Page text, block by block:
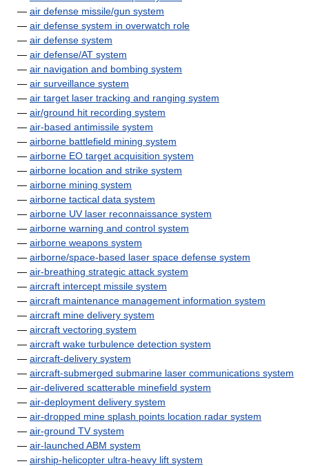
— air defense missile/gun system
— air defense system in overwatch role
— air defense system
— air defense/AT system
— air navigation and bombing system
— air surveillance system
— air target laser tracking and ranging system
— air/ground hit recording system
— air-based antimissile system
— airborne battlefield mining system
— airborne EO target acquisition system
— airborne location and strike system
— airborne mining system
— airborne tactical data system
— airborne UV laser reconnaissance system
— airborne warning and control system
— airborne weapons system
— airborne/space-based laser space defense system
— air-breathing strategic attack system
— aircraft intercept missile system
— aircraft maintenance management information system
— aircraft mine delivery system
— aircraft vectoring system
— aircraft wake turbulence detection system
— aircraft-delivery system
— aircraft-submerged submarine laser communications system
— air-delivered scatterable minefield system
— air-deployment delivery system
— air-dropped mine splash points location radar system
— air-ground TV system
— air-launched ABM system
— airship-helicopter ultra-heavy lift system